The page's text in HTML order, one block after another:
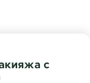
с